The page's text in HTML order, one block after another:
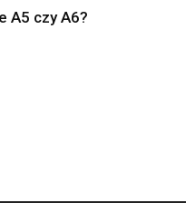
A5 czy A6?